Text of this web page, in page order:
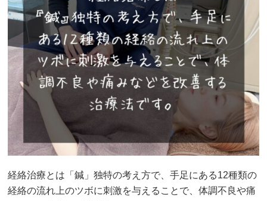
経絡治療とは「鍼」独特の考え方で、手足にある12種類の
経絡の流れ上のツボに刺激を与えることで、体調不良や痛